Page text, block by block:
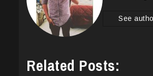
See
Related Posts: